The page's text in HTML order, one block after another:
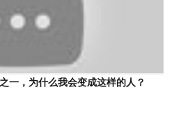
一，为什么我会变成这样的人？